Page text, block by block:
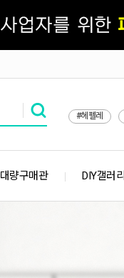
#헤펠레
대량구매관 DIY갤러리